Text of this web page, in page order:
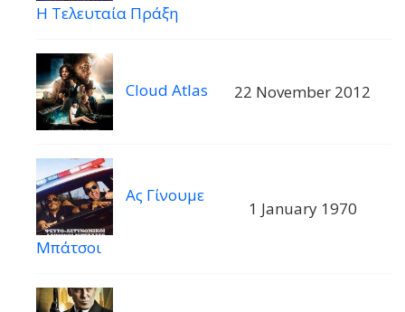
Η Τελευταία Πράξη
Cloud Atlas 22 November 2012
Ας Γίνουμε
Μπάτσοι
1 January 1970